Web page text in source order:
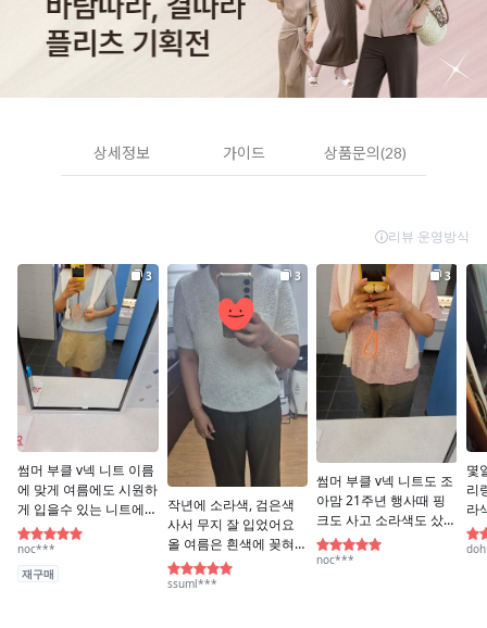
상세정보 가이드 상품문의(28)